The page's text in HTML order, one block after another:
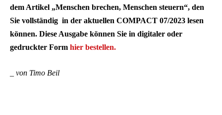
dem Artikel „Menschen brechen, Menschen steuern“, den
Sie vollständig in der aktuellen COMPACT 07/2023 lesen
können. Diese Ausgabe können Sie in digitaler oder
gedruckter Form hier bestellen.
von Timo Beil